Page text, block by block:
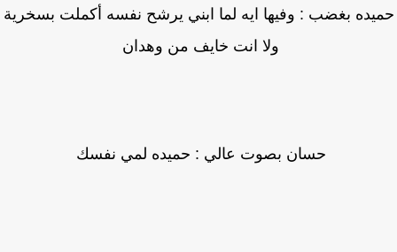
بغضب : وفيها ايه لما ابني يرشح نفسه أكملت بسخرية
ولا انت خايف من وهدان
حسان بصوت عالي : حميده لمي نفسك